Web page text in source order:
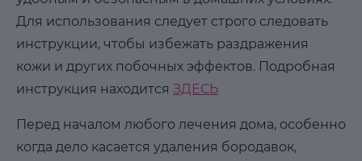
Для использования следует строго следовать
инструкции, чтобы избежать раздражения
кожи и других побочных эффектов. Подробная
инструкция находится ЗДЕСЬ
Перед началом любого лечения дома, особенно
когда дело касается удаления бородавок,